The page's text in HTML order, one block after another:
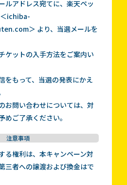
ルアドレス宛てに、楽天ペッ
＜ichiba-
＞ より、当選メールを
ケットの入手方法をご案内い
をもって、当選の発表にかえ
お問い合わせについては、対
めご了承ください。
注意事項
る権利は、本キャンペーン対
三者への譲渡および換金はで